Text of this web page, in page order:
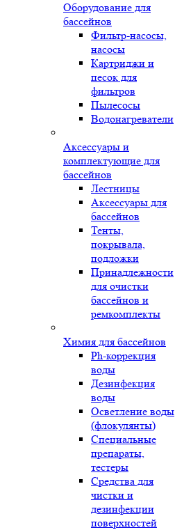
Оборудование для
бассейнов
Фильтр-насосы,
насосы
Картриджи и
песок для
фильтров
Пылесосы
Водонагреватели
Аксессуары и
комплектующие для
бассейнов
Лестницы
Аксессуары для
бассейнов
Тенты,
покрывала,
подложки
Принадлежности
для очистки
бассейнов и
ремкомплекты
Химия для бассейнов
Ph-коррекция
воды
Дезинфекция
воды
Осветление воды
(флокулянты)
Специальные
препараты,
тестеры
Средства для
чистки и
дезинфекции
поверхностей